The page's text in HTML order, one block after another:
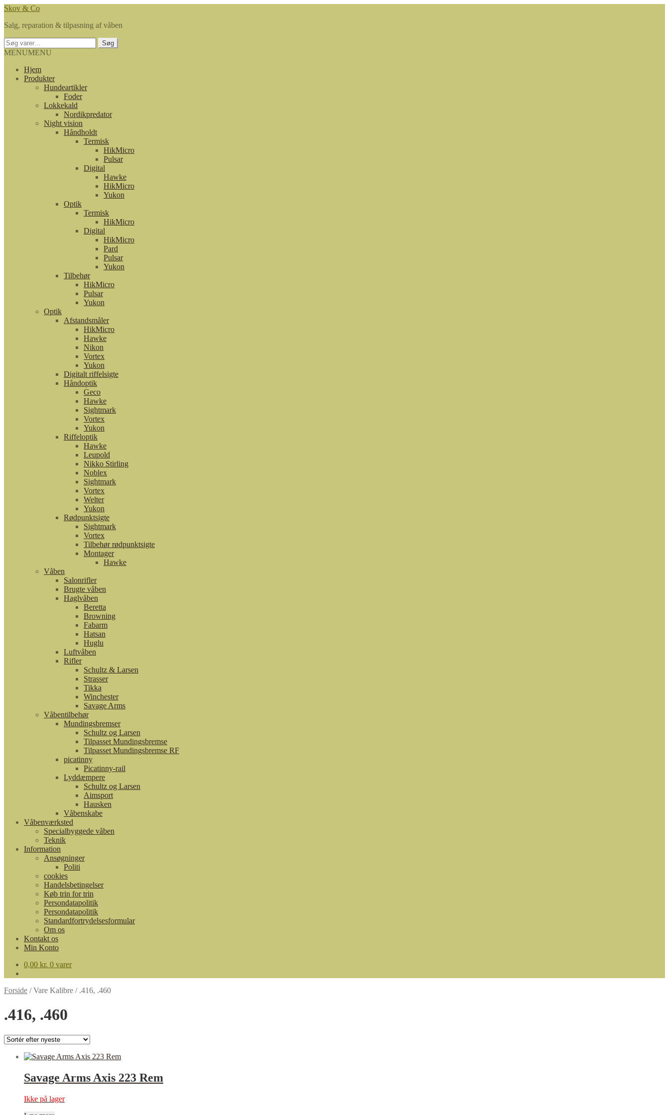
Spring
navigation
Spring
indhold
Skov & Co
Salg, reparation & tilpasning af våben
Søg
efter:
Søg
MENUMENU
Hjem
Produkter
Hundeartikler
Foder
Lokkekald
Nordikpredator
Night vision
Håndholdt
Termisk
HikMicro
Pulsar
Digital
Hawke
HikMicro
Yukon
Optik
Termisk
HikMicro
Digital
HikMicro
Pard
Pulsar
Yukon
Tilbehør
HikMicro
Pulsar
Yukon
Optik
Afstandsmåler
HikMicro
Hawke
Nikon
Vortex
Yukon
Digitalt riffelsigte
Håndoptik
Geco
Hawke
Sightmark
Vortex
Yukon
Riffeloptik
Hawke
Leupold
Nikko Stirling
Noblex
Sightmark
Vortex
Welter
Yukon
Rødpunktsigte
Sightmark
Vortex
Tilbehør rødpunktsigte
Montager
Hawke
Våben
Salonrifler
Brugte våben
Haglvåben
Beretta
Browning
Fabarm
Hatsan
Huglu
Luftvåben
Rifler
Schultz & Larsen
Strasser
Tikka
Winchester
Savage Arms
Våbentilbehør
Mundingsbremser
Schultz og Larsen
Tilpasset Mundingsbremse
Tilpasset Mundingsbremse RF
picatinny
Picatinny-rail
Lyddæmpere
Schultz og Larsen
Aimsport
Hausken
Våbenskabe
Våbenværksted
Specialbyggede våben
Teknik
Information
Ansøgninger
Politi
cookies
Handelsbetingelser
Køb trin for trin
Persondatapolitik
Persondatapolitik
Standardfortrydelsesformular
Om os
Kontakt os
Min Konto
0,00 kr. 0 varer
Forside /Vare Kalibre / .416, .460
.416, .460
Savage Arms Axis 223 Rem
Ikke på lager